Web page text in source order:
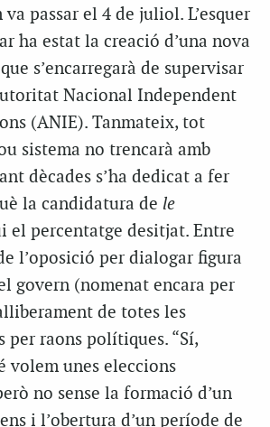
va passar el 4 de juliol. L’esquer
ha estat la creació d’una nova
s’encarregarà de supervisar
Nacional Independent
(ANIE). Tanmateix, tot
sistema no trencarà amb
dècades s’ha dedicat a fer
la candidatura de le
el percentatge desitjat. Entre
l’oposició per dialogar figura
govern (nomenat encara per
de totes les
per raons polítiques. “Sí,
volem unes eleccions
no sense la formació d’un
i l’obertura d’un període de